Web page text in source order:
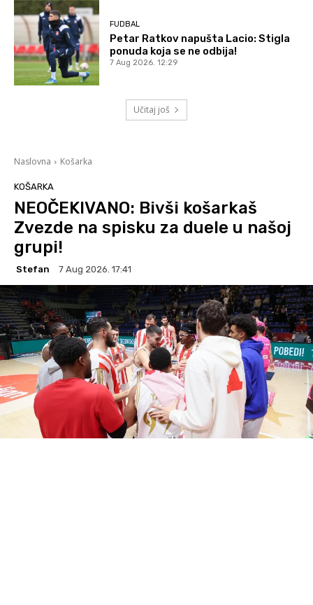
FUDBAL
Petar Ratkov napušta Lacio: Stigla
ponuda koja se ne odbija!
7 Aug 2026. 12:29
Učitaj još